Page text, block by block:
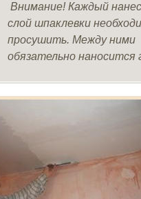
Внимание! Каждый
слой шпаклевки
просушить. Между ними
обязательно наносится